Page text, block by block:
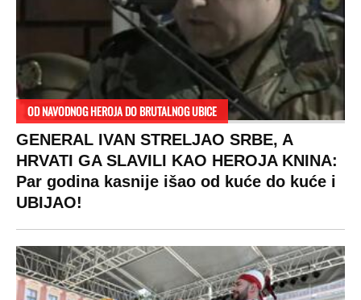
OD NAVODNOG HEROJA DO BRUTALNOG UBICE
GENERAL IVAN STRELJAO SRBE, A
HRVATI GA SLAVILI KAO HEROJA KNINA:
Par godina kasnije išao od kuće do kuće i
UBIJAO!